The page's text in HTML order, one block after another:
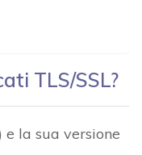
TLS/SSL?
la sua versione